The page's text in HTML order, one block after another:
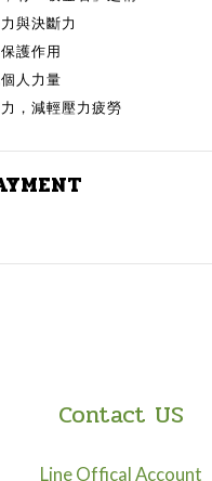
與決斷力
護作用
人力量
，減輕壓力疲勞
Contact US
Line Offical Account